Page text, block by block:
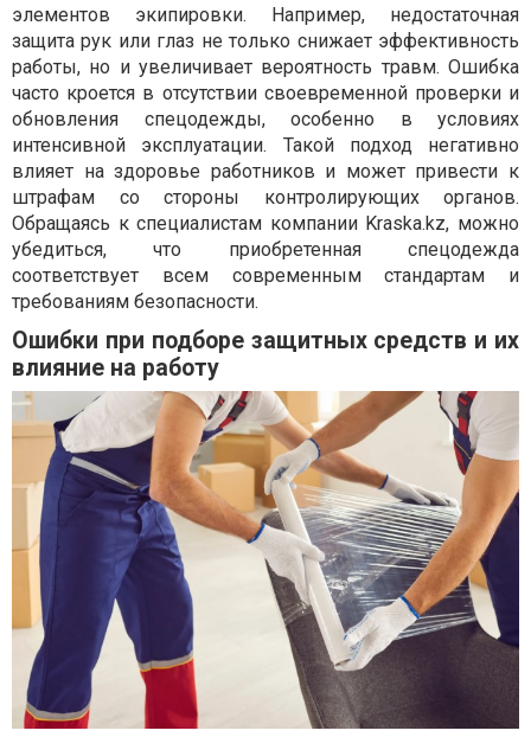
элементов экипировки. Например, недостаточная
защита рук или глаз не только снижает эффективность
работы, но и увеличивает вероятность травм. Ошибка
часто кроется в отсутствии своевременной проверки и
обновления спецодежды, особенно в условиях
интенсивной эксплуатации. Такой подход негативно
влияет на здоровье работников и может привести к
штрафам со стороны контролирующих органов.
Обращаясь к специалистам компании Kraska.kz, можно
убедиться, что приобретенная спецодежда
соответствует всем современным стандартам и
требованиям безопасности.
Ошибки при подборе защитных средств и их
влияние на работу